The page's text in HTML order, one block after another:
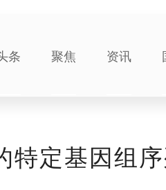
条 聚焦 资讯
特定基因组